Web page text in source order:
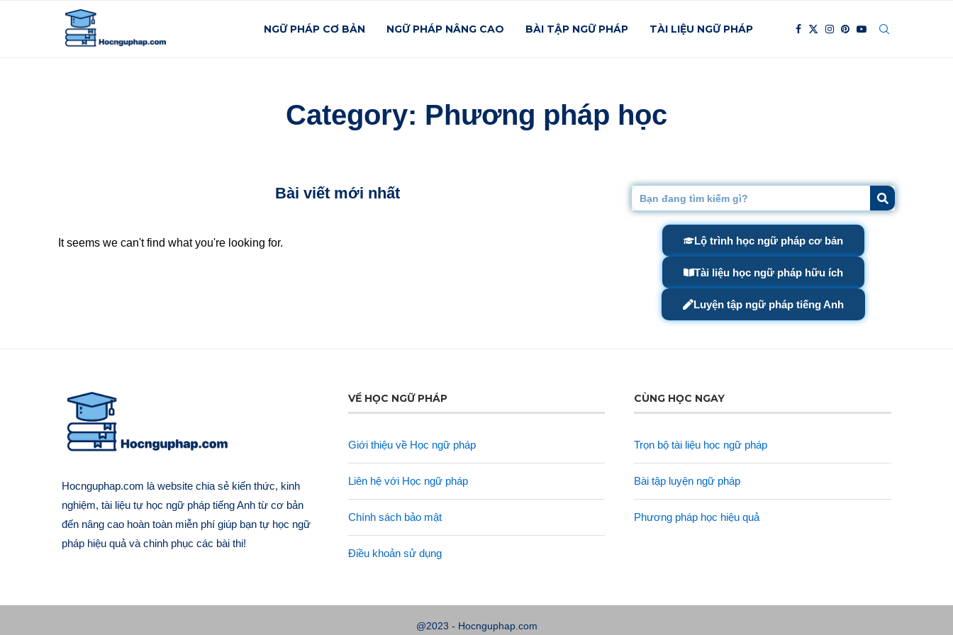
NGỮ PHÁP CƠ BẢN NGỮ PHÁP NÂNG CAO BÀI TẬP NGỮ PHÁP TÀI LIỆU NGỮ PHÁP
Category: Phương pháp học
Bài viết mới nhất
It seems we can't find what you're looking for. Lộ trình học ngữ pháp cơ bản
Tài liệu học ngữ pháp hữu ích
Luyện tập ngữ pháp tiếng Anh
Hocnguphap.com là website chia sẻ kiến thức, kinh
nghiệm, tài liệu tự học ngữ pháp tiếng Anh từ cơ bản
đến nâng cao hoàn toàn miễn phí giúp bạn tự học ngữ
pháp hiệu quả và chinh phục các bài thi!
VỀ HỌC NGỮ PHÁP
Giới thiệu về Học ngữ pháp
Liên hệ với Học ngữ pháp
Chính sách bảo mật
Điều khoản sử dụng
CÙNG HỌC NGAY
Trọn bộ tài liệu học ngữ pháp
Bài tập luyện ngữ pháp
Phương pháp học hiệu quả
@2023 - Hocnguphap.com